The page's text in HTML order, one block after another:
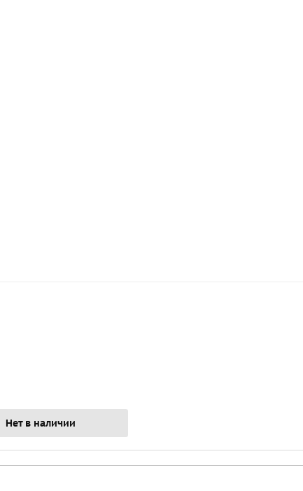
Нет в наличии